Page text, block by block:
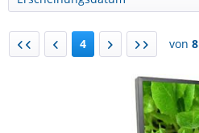
4 von 8